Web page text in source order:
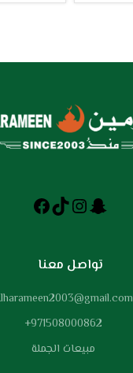
تواصل معنا
971508000862+
مبيعات الجملة